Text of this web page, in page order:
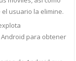
usuario la elimine.
para obtener